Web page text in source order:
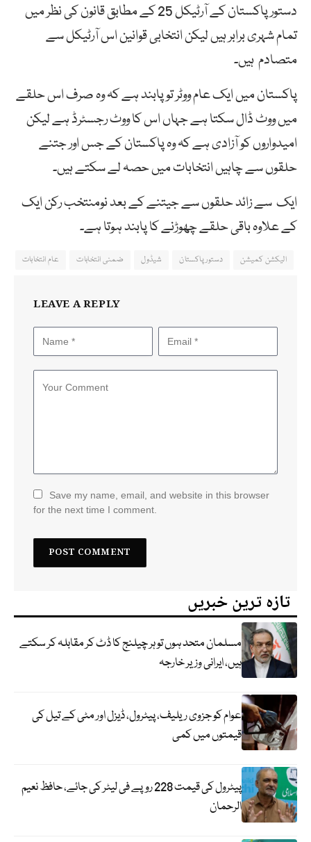
دستور پاکستان کے آرٹیکل 25 کے مطابق قانون کی نظر میں
تمام شہری برابر ہیں لیکن انتخابی قوانین اس آرٹیکل سے
متصادم ہیں۔
پاکستان میں ایک عام ووٹر تو پابند ہے کہ وہ صرف اس حلقے
میں ووٹ ڈال سکتا ہے جہاں اس کا ووٹ رجسٹرڈ ہے لیکن
امیدواروں کو آزادی ہے کہ وہ پاکستان کے جس اور جتنے
حلقوں سے چاہیں انتخابات میں حصہ لے سکتے ہیں۔
ایک سے زائد حلقوں سے جیتنے کے بعد نومنتخب رکن ایک
کے علاوہ باقی حلقے چھوڑنے کا پابند ہوتا ہے۔
الیکشن کمیشن دستور پاکستان شیڈول ضمنی انتخابات عام انتخابات
LEAVE A REPLY
Save my name, email, and website in this browser
for the next time I comment.
تازہ ترین خبریں
مسلمان متحد ہوں تو ہر چیلنج کا ڈٹ کر مقابلہ کر سکتے
ہیں، ایرانی وزیر خارجہ
عوام کو جزوی ریلیف، پیٹرول، ڈیزل اور مٹی کے تیل کی
قیمتوں میں کمی
پیٹرول کی قیمت 228 روپے فی لیٹر کی جائے، حافظ نعیم
الرحمان